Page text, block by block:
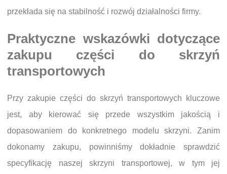
przekłada się na stabilność i rozwój działalności firmy.
Praktyczne wskazówki dotyczące
zakupu części do skrzyń
transportowych
Przy zakupie części do skrzyń transportowych kluczowe
jest, aby kierować się przede wszystkim jakością i
dopasowaniem do konkretnego modelu skrzyni. Zanim
dokonamy zakupu, powinniśmy dokładnie sprawdzić
specyfikację naszej skrzyni transportowej, w tym jej